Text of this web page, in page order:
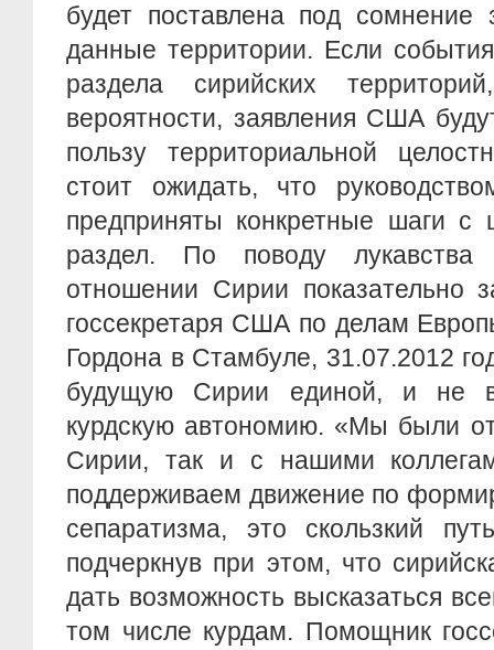
будет поставлена под сомнение
данные территории. Если
раздела сирийских
вероятности, заявления США
пользу территориальной
стоит ожидать, что
предприняты конкретные шаги с
раздел. По поводу
отношении Сирии показательно
госсекретаря США по делам
Гордона в Стамбуле, 31.07.2012
будущую Сирии единой, и не
курдскую автономию. «Мы были
Сирии, так и с нашими
поддерживаем движение по
сепаратизма, это скользкий
подчеркнув при этом, что
дать возможность высказаться
том числе курдам. Помощник